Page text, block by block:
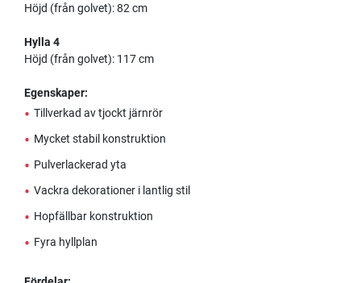
Höjd (från golvet): 82 cm
Hylla 4
Höjd (från golvet): 117 cm
Egenskaper:
• Tillverkad av tjockt järnrör
• Mycket stabil konstruktion
• Pulverlackerad yta
• Vackra dekorationer i lantlig stil
• Hopfällbar konstruktion
• Fyra hyllplan